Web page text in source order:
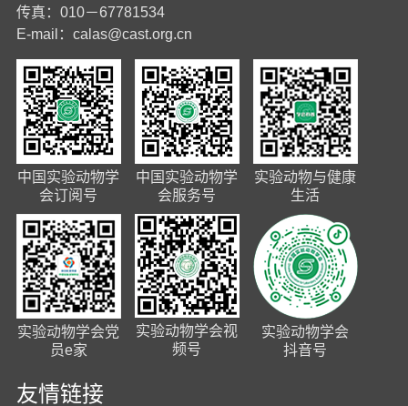
传真：010－67781534
E-mail： calas@cast.org.cn
中国实验动物学
会订阅号
中国实验动物学
会服务号
实验动物与健康
生活
实验动物学会党
员e家
实验动物学会视
频号
实验动物学会
抖音号
友情链接